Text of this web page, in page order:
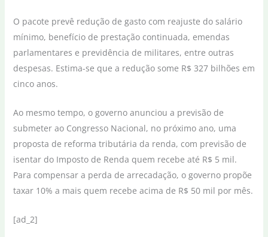
O pacote prevê redução de gasto com reajuste do salário
mínimo, benefício de prestação continuada, emendas
parlamentares e previdência de militares, entre outras
despesas. Estima-se que a redução some R$ 327 bilhões em
cinco anos.
Ao mesmo tempo, o governo anunciou a previsão de
submeter ao Congresso Nacional, no próximo ano, uma
proposta de reforma tributária da renda, com previsão de
isentar do Imposto de Renda quem recebe até R$ 5 mil.
Para compensar a perda de arrecadação, o governo propõe
taxar 10% a mais quem recebe acima de R$ 50 mil por mês.
[ad_2]